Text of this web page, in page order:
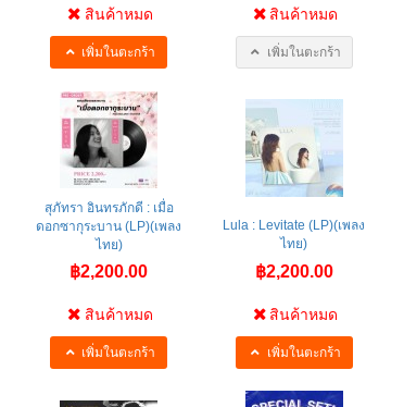
สินค้าหมด
เพิ่มในตะกร้า
สินค้าหมด
เพิ่มในตะกร้า
สุภัทรา อินทรภักดี : เมื่อ
ดอกซากุระบาน (LP)(เพลง
ไทย)
฿2,200.00
สินค้าหมด
เพิ่มในตะกร้า
Lula : Levitate (LP)(เพลง
ไทย)
฿2,200.00
สินค้าหมด
เพิ่มในตะกร้า